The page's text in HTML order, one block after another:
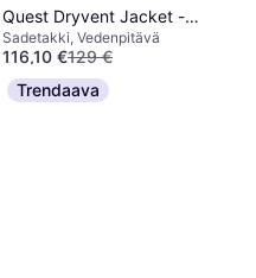
Quest Dryvent Jacket -
White Dune
Sadetakki, Vedenpitävä
116,10 €129 €
2 kauppoja
Trendaava